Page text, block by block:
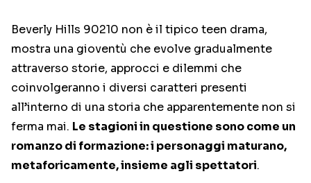
Beverly Hills 90210 non è il tipico teen drama,
mostra una gioventù che evolve gradualmente
attraverso storie, approcci e dilemmi che
coinvolgeranno i diversi caratteri presenti
all’interno di una storia che apparentemente non si
ferma mai. Le stagioni in questione sono come un
romanzo di formazione: i personaggi maturano,
metaforicamente, insieme agli spettatori.